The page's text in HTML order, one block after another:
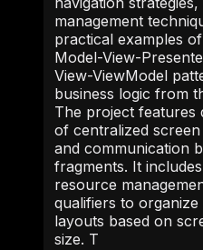
management
practical examples
Model-View-
View-ViewModel
business logic from
The project features
of centralized
and communication
fragments. It
resource
qualifiers to organize
layouts based on
size. T